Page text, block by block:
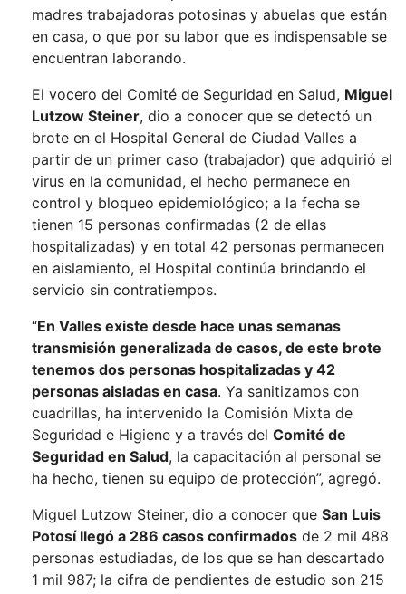
madres trabajadoras potosinas y abuelas que están
en casa, o que por su labor que es indispensable se
encuentran laborando.
El vocero del Comité de Seguridad en Salud, Miguel
Lutzow Steiner, dio a conocer que se detectó un
brote en el Hospital General de Ciudad Valles a
partir de un primer caso (trabajador) que adquirió el
virus en la comunidad, el hecho permanece en
control y bloqueo epidemiológico; a la fecha se
tienen 15 personas confirmadas (2 de ellas
hospitalizadas) y en total 42 personas permanecen
en aislamiento, el Hospital continúa brindando el
servicio sin contratiempos.
“En Valles existe desde hace unas semanas
transmisión generalizada de casos, de este brote
tenemos dos personas hospitalizadas y 42
personas aisladas en casa. Ya sanitizamos con
cuadrillas, ha intervenido la Comisión Mixta de
Seguridad e Higiene y a través del Comité de
Seguridad en Salud, la capacitación al personal se
ha hecho, tienen su equipo de protección”, agregó.
Miguel Lutzow Steiner, dio a conocer que San Luis
Potosí llegó a 286 casos confirmados de 2 mil 488
personas estudiadas, de los que se han descartado
1 mil 987; la cifra de pendientes de estudio son 215